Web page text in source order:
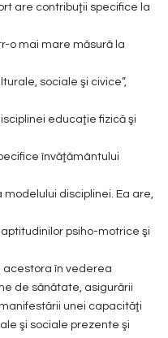
are contribuţii specifice la
o mai mare măsură la
sociale şi civice”,
educaţie fizică şi
învăţământului
disciplinei. Ea are,
psiho-motrice şi
acestora în vederea
de sănătate, asigurării
unei capacităţi
şi sociale prezente şi